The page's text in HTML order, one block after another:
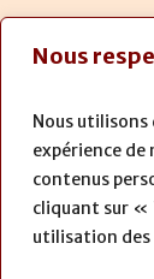
Nous
Nous
expérience
contenus
cliquant sur «
utilisation des
Regia: